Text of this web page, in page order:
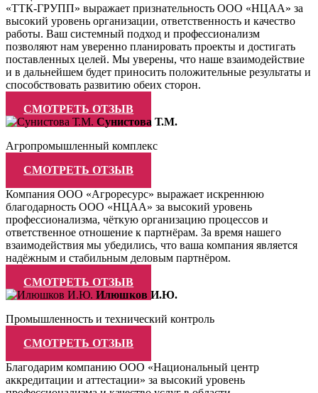
«ТТК-ГРУПП» выражает признательность ООО «НЦАА» за
высокий уровень организации, ответственность и качество
работы. Ваш системный подход и профессионализм
позволяют нам уверенно планировать проекты и достигать
поставленных целей. Мы уверены, что наше взаимодействие
и в дальнейшем будет приносить положительные результаты и
способствовать развитию обеих сторон.
СМОТРЕТЬ ОТЗЫВ
Сунистова Т.М.
Агропромышленный комплекс
СМОТРЕТЬ ОТЗЫВ
Компания ООО «Агроресурс» выражает искреннюю
благодарность ООО «НЦАА» за высокий уровень
профессионализма, чёткую организацию процессов и
ответственное отношение к партнёрам. За время нашего
взаимодействия мы убедились, что ваша компания является
надёжным и стабильным деловым партнёром.
СМОТРЕТЬ ОТЗЫВ
Илюшков И.Ю.
Промышленность и технический контроль
СМОТРЕТЬ ОТЗЫВ
Благодарим компанию ООО «Национальный центр
аккредитации и аттестации» за высокий уровень